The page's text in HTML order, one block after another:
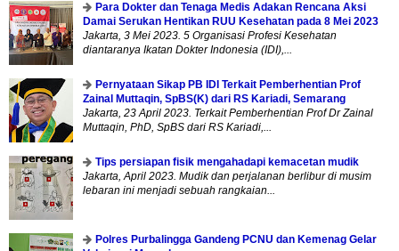
Para Dokter dan Tenaga Medis Adakan Rencana Aksi
Damai Serukan Hentikan RUU Kesehatan pada 8 Mei 2023
Jakarta, 3 Mei 2023. 5 Organisasi Profesi Kesehatan
diantaranya Ikatan Dokter Indonesia (IDI),...
Pernyataan Sikap PB IDI Terkait Pemberhentian Prof
Zainal Muttaqin, SpBS(K) dari RS Kariadi, Semarang
Jakarta, 23 April 2023. Terkait Pemberhentian Prof Dr Zainal
Muttaqin, PhD, SpBS dari RS Kariadi,...
Tips persiapan fisik mengahadapi kemacetan mudik
Jakarta, April 2023. Mudik dan perjalanan berlibur di musim
lebaran ini menjadi sebuah rangkaian...
Polres Purbalingga Gandeng PCNU dan Kemenag Gelar